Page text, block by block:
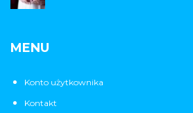
MENU
Konto użytkownika
Kontakt